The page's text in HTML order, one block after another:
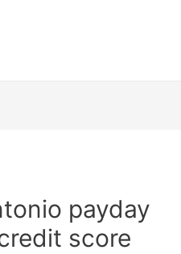
payday
score